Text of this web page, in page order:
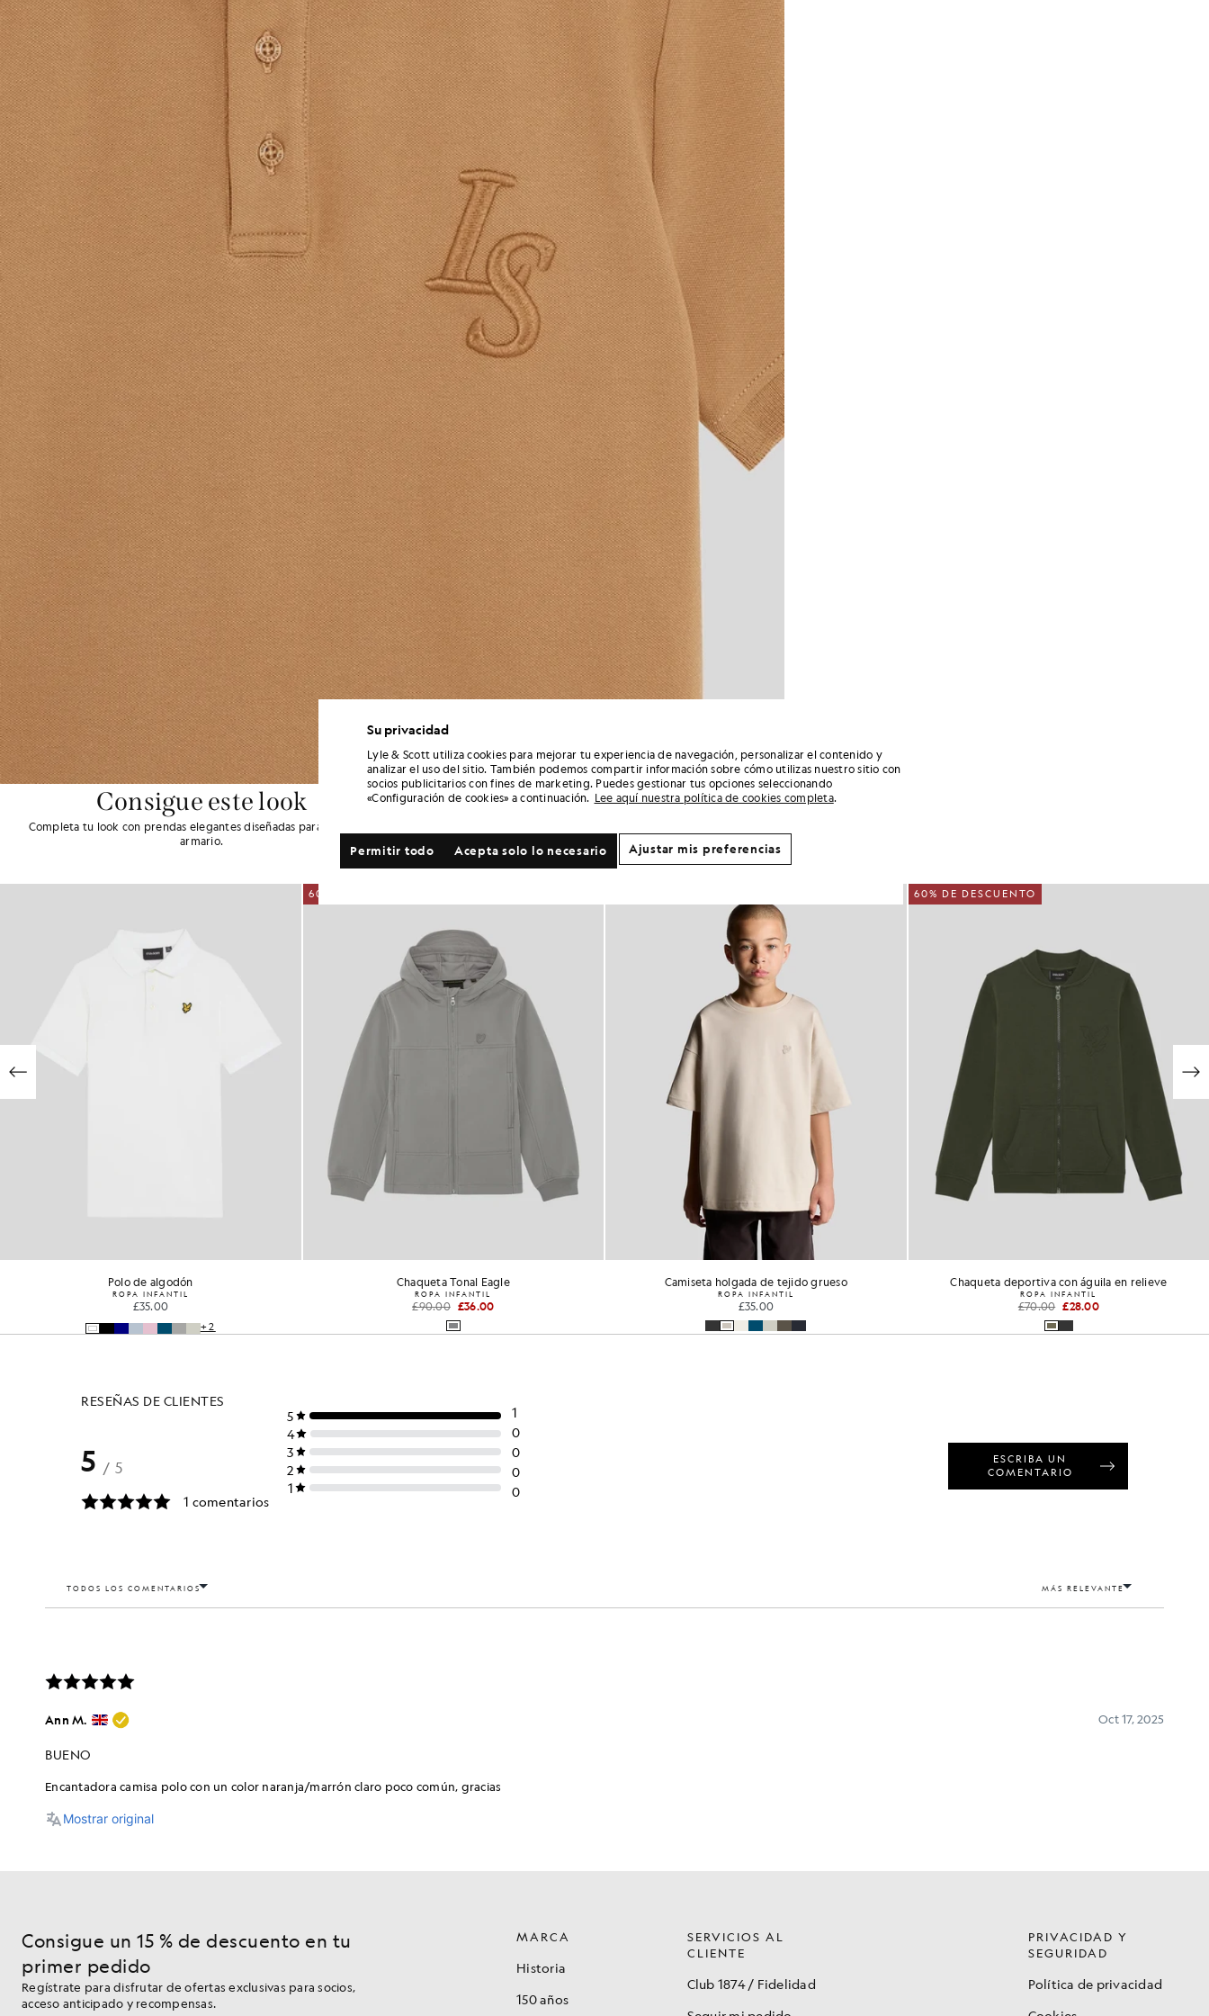
Consigue este look
Completa tu look con prendas elegantes diseñadas para realzar tu
armario.
Chaqueta Tonal Eagle
ROPA INFANTIL
£90.00 £36.00
Camiseta holgada de tejido grueso
ROPA INFANTIL
£35.00
Chaqueta deportiva con águila en relieve
ROPA INFANTIL
£70.00 £28.00
60% DE DESCUENTO
Sudadera de fútbol
ROPA INFANTIL
£60.00 £24.00
Consigue un 15 % de descuento en tu
primer pedido
Regístrate para disfrutar de ofertas exclusivas para socios,
acceso anticipado y recompensas.
MARCA
Historia
150 años
SERVICIOS AL
CLIENTE
Club 1874 / Fidelidad
PRIVACIDAD Y
SEGURIDAD
Política de privacidad
Su privacidad
Lyle & Scott utiliza cookies para mejorar tu experiencia de navegación, personalizar el contenido y
analizar el uso del sitio. También podemos compartir información sobre cómo utilizas nuestro sitio con
socios publicitarios con fines de marketing. Puedes gestionar tus opciones seleccionando
«Configuración de cookies» a continuación. Lee aquí nuestra política de cookies completa.
Acepta solo lo necesario
Permitir todo Ajustar mis preferencias